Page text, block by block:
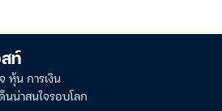
สท์
หุ้น การเงิน
นน่าสนใจรอบโลก